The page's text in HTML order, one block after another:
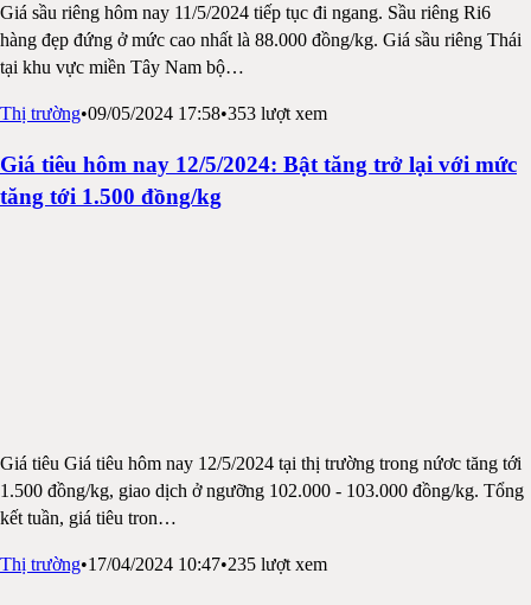
Giá sầu riêng hôm nay 11/5/2024 tiếp tục đi ngang. Sầu riêng Ri6
hàng đẹp đứng ở mức cao nhất là 88.000 đồng/kg. Giá sầu riêng Thái
tại khu vực miền Tây Nam bộ…
Thị trường•09/05/2024 17:58•353 lượt xem
Giá tiêu hôm nay 12/5/2024: Bật tăng trở lại với mức
tăng tới 1.500 đồng/kg
Giá tiêu Giá tiêu hôm nay 12/5/2024 tại thị trường trong nứơc tăng tới
1.500 đồng/kg, giao dịch ở ngưỡng 102.000 - 103.000 đồng/kg. Tổng
kết tuần, giá tiêu tron…
Thị trường•17/04/2024 10:47•235 lượt xem